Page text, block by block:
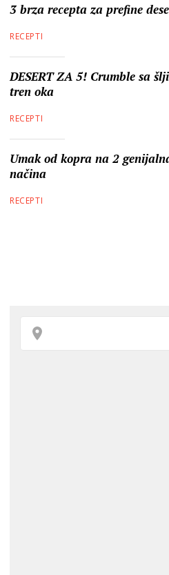
3 brza recepta za prefine
RECEPTI
DESERT ZA 5! Crumble sa
tren oka
RECEPTI
Umak od kopra na 2
načina
RECEPTI